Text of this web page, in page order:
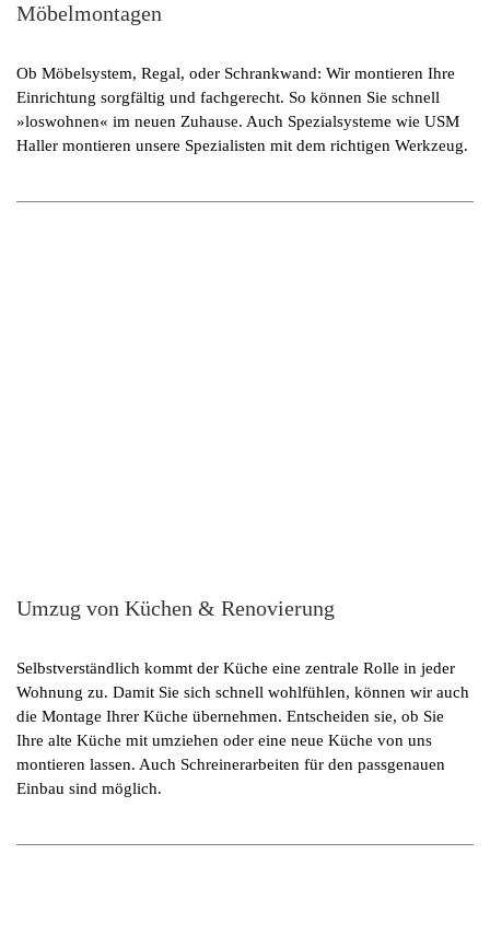
Möbelmontagen
Ob Möbelsystem, Regal, oder Schrankwand: Wir montieren Ihre
Einrichtung sorgfältig und fachgerecht. So können Sie schnell
»loswohnen« im neuen Zuhause. Auch Spezialsysteme wie USM
Haller montieren unsere Spezialisten mit dem richtigen Werkzeug.
Umzug von Küchen & Renovierung
Selbstverständlich kommt der Küche eine zentrale Rolle in jeder
Wohnung zu. Damit Sie sich schnell wohlfühlen, können wir auch
die Montage Ihrer Küche übernehmen. Entscheiden sie, ob Sie
Ihre alte Küche mit umziehen oder eine neue Küche von uns
montieren lassen. Auch Schreinerarbeiten für den passgenauen
Einbau sind möglich.